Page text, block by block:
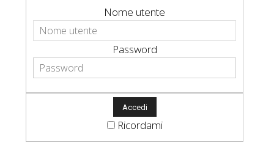
Nome utente
Password
Ricordami